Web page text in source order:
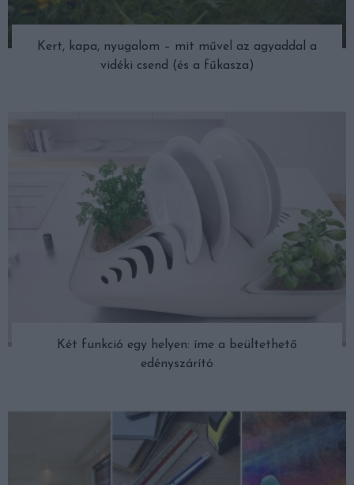
Kert, kapa, nyugalom – mit művel az agyaddal a
vidéki csend (és a fűkasza)
Két funkció egy helyen: íme a beültethető
edényszárító